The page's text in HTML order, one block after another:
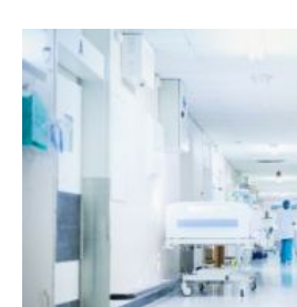
l’échelle
des
zones
artificialisées
Hôpital
:
le
juge
des
référés
l’encadrement